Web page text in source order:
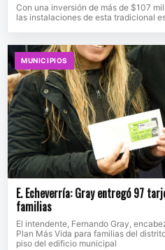
Con una inversión de más de $107
las instalaciones de esta tradicional
MUNICIPIOS
E. Echeverría: Gray entregó 97
familias
El intendente, Fernando Gray,
Plan Más Vida para familias del
piso del edificio municipal